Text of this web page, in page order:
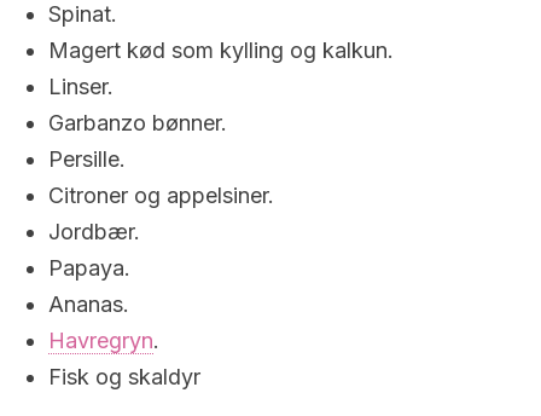
Spinat.
Magert kød som kylling og kalkun.
Linser.
Garbanzo bønner.
Persille.
Citroner og appelsiner.
Jordbær.
Papaya.
Ananas.
Havregryn.
Fisk og skaldyr